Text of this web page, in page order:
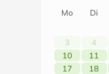
Mo Di
3
4
10
11
17
18